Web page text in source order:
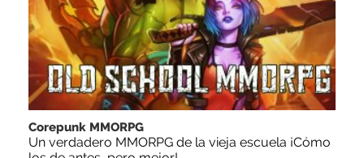
Corepunk MMORPG
Un verdadero MMORPG de la vieja escuela ¡Cómo